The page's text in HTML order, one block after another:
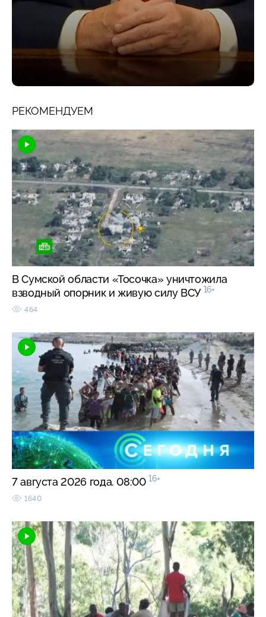
РЕКОМЕНДУЕМ
В Сумской области «Тосочка» уничтожила
взводный опорник и живую силу ВСУ 16+
464
7 августа 2026 года. 08:00 16+
1640